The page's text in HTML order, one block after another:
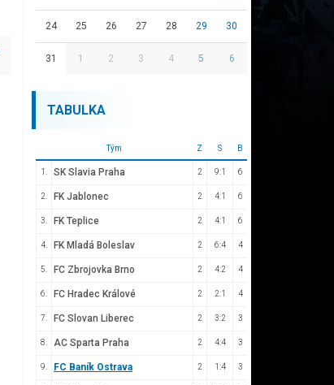
24 25 26 27 28 29 30
31 1 2 3 4 5 6
TABULKA
Tým Z S B
1. SK Slavia Praha 2 9:1 6
2. FK Jablonec 2 4:1 6
3. FK Teplice 2 4:1 6
4. FK Mladá Boleslav 2 6:4 4
5. FC Zbrojovka Brno 2 4:2 4
6. FC Hradec Králové 2 2:1 4
7. FC Slovan Liberec 2 3:2 3
8. AC Sparta Praha 2 4:4 3
9. FC Baník Ostrava 2 1:4 3